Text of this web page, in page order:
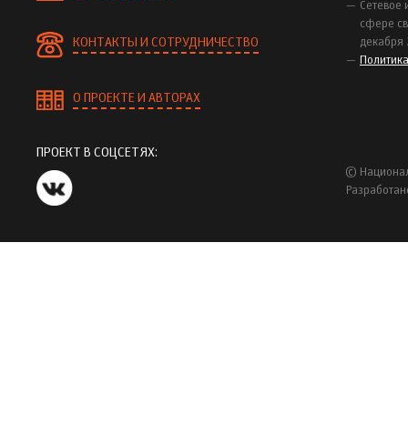
КОНТАКТЫ И СОТРУДНИЧЕСТВО
О ПРОЕКТЕ И АВТОРАХ
Сетевое
сфере
декабря
ПРОЕКТ В СОЦСЕТЯХ:
©